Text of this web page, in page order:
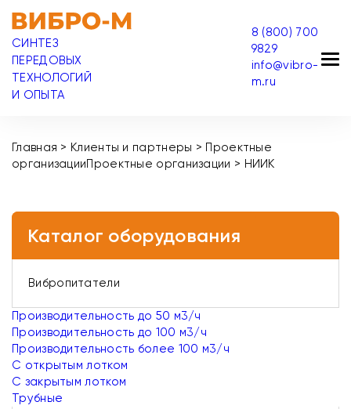
СИНТЕЗ
ПЕРЕДОВЫХ
ТЕХНОЛОГИЙ
И ОПЫТА
8 (800) 700
9829
info@vibro-
m.ru
Главная > Клиенты и партнеры > Проектные
организацииПроектные организации > НИИК
Каталог оборудования
Вибропитатели
Производительность до 50 м3/ч
Производительность до 100 м3/ч
Производительность более 100 м3/ч
С открытым лотком
С закрытым лотком
Трубные